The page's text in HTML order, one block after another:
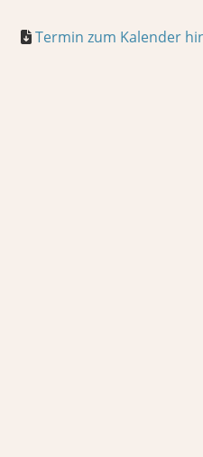
Termin zum Kalender